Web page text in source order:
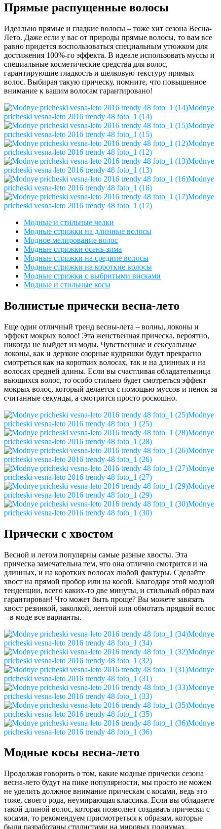
Прямые распущенные волосы
Идеально прямые и гладкие волосы – тоже хит сезона Весна-
Лето. Даже если у вас от природы прямые волосы, то вам все
равно придется воспользоваться специальным утюжком для
достижения 100%-го эффекта. В идеале использовать муссы и
специальные косметические средства для волос,
гарантирующие гладкость и шелковую текстуру прямых
волос. Выбирая такую прическу, помните, что повышенное
внимание к вашим волосам гарантировано!
Modnye
pricheski vesna-leto 2016 trendy 48 foto_1 (14)
Modnye
pricheski vesna-leto 2016 trendy 48 foto_1 (15)
Modnye
pricheski vesna-leto 2016 trendy 48 foto_1 (12)
Modnye
pricheski vesna-leto 2016 trendy 48 foto_1 (13)
Modnye
pricheski vesna-leto 2016 trendy 48 foto_1 (16)
Modnye
pricheski vesna-leto 2016 trendy 48 foto_1 (17)
Модные и стильные челки
Модные стрижки на длинные волосы
Модное мелирование волос
Модные стрижки осень-зима
Модные стрижки на средние волосы
Модные стрижки на короткие волосы
Модные стрижки с выбритыми висками
Модные и стильные косы
Волнистые прически весна-лето
Еще один отличный тренд весны-лета – волны, локоны и
эффект мокрых волос! Эта женственная прическа, вероятно,
никогда не выйдет из моды. Чувственные и сексуальные
локоны, как и дерзкие озорные кудряшки будут прекрасно
смотреться как на коротких волосах, так и на длинных и на
волосах средней длины. Если вы счастливая обладательница
вьющихся волос, то особо стильно будет смотреться эффект
мокрых волос, который делается с помощью муссов и пенок за
считанные секунды, а смотрится просто роскошно.
Modnye
pricheski vesna-leto 2016 trendy 48 foto_1 (25)
Modnye
pricheski vesna-leto 2016 trendy 48 foto_1 (28)
Modnye
pricheski vesna-leto 2016 trendy 48 foto_1 (26)
Modnye
pricheski vesna-leto 2016 trendy 48 foto_1 (27)
Modnye
pricheski vesna-leto 2016 trendy 48 foto_1 (29)
Modnye
pricheski vesna-leto 2016 trendy 48 foto_1 (30)
Прически с хвостом
Весной и летом популярны самые разные хвосты. Эта
прическа замечательна тем, что она отлично смотрится и на
длинных, и на коротких волосах любой фактуры. Сделайте
хвост на прямой пробор или на косой. Благодаря этой модной
тенденции, всего каких-то две минуты, и стильный образ вам
гарантирован! Что может быть проще? Вы можете завязать
хвост резинкой, заколкой, лентой или обмотать прядкой волос
– в моде все варианты.
Modnye
pricheski vesna-leto 2016 trendy 48 foto_1 (34)
Modnye
pricheski vesna-leto 2016 trendy 48 foto_1 (32)
Modnye
pricheski vesna-leto 2016 trendy 48 foto_1 (31)
Modnye
pricheski vesna-leto 2016 trendy 48 foto_1 (33)
Modnye
pricheski vesna-leto 2016 trendy 48 foto_1 (35)
Modnye
pricheski vesna-leto 2016 trendy 48 foto_1 (36)
Модные косы весна-лето
Продолжая говорить о том, какие модные прически сезона
весна-лето будут на пике популярности, мы просто не можем
не уделить должное внимание прическам с косами, ведь это
тоже, своего рода, неумирающая классика. Если вы обладаете
такой длиной волос, которая позволяет создавать прически с
косами, то рекомендуем присмотреться к образам, которые
были разработаны стилистами на мировых подиумах.